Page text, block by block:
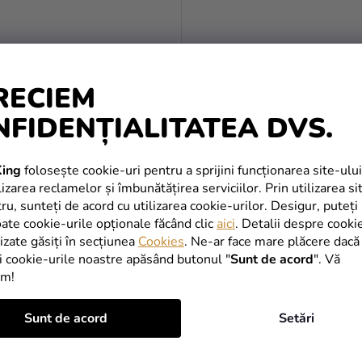
DVS.
folosește cookie-uri pentru a sprijini funcționarea site-
reclamelor și îmbunătățirea serviciilor. Prin utilizarea
sunteți de acord cu utilizarea cookie-urilor. Desigur, puteți
cookie-urile opționale făcând clic aici. Detalii despre
găsiți în secțiunea Cookies. Ne-ar face mare plăcere dacă
cookie-urile noastre apăsând butonul "Sunt de acord". Vă
Setări
Sunt de acord
Evaluarea
a
produsului
este
5,0
din
5
Lei
DETALII
Costum Înger
169,90 Lei
190,54 Lei
(–10 %)